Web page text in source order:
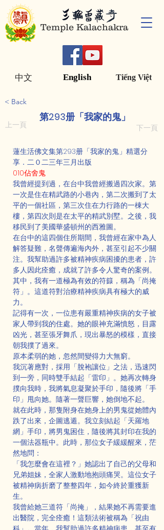
Temple Kalachakra
English Tiếng Việt
中文
< Back
第293册「我家的鬼」
上一頁 下一頁
蓮生活佛文集第293册「我家的鬼」精選分
享．二０二三年三月出版
010佔舍鬼
我曾經提到過，在台中我曾經搬過四次家。第
一次是住在精武路的小巷內，第二次搬到了太
平的一個社區，第三次住在力行路的一棟大
樓，第四次則是在太平的精武別墅。之後，我
移民到了美國華盛頓州的西雅圖。
在台中的這四個住所期間，我曾經在家中為人
解答疑難，名聲傳遍海內外，甚至引起不少關
注。我幫助過許多被精神疾病困擾的患者，許
多人因此痊癒，成就了許多令人驚奇的案例。
其中，我有一道極為有效的符籙，稱為「尚掩
符」。這道符對治療精神疾病具有極大的威
力。
記得有一次，一位患有嚴重精神疾病的女子被
家人帶到我的住處。她的眼神充滿憤怒，目露
凶光，甚至張牙舞爪，現出暴怒的模樣，直接
朝我撲了過來。
原本柔弱的她，忽然間變得力大無窮。
我沉著應對，採用「脫袍讓位」之法，迅速閃
到一旁，同時雙手結起「雷印」。她再次轉身
撲向我時，我將氣息凝聚於手印，隨後將「手
印」甩向她。隨著一聲巨響，她倒地不起。
就在此時，那隻附身在她身上的男鬼從她體內
跌了出來，企圖逃遁。我立刻結起「天羅地
網」手印，將男鬼困住，隨後將其封印在我的
一個法器瓶中。此時，那位女子緩緩醒來，茫
然地問：
「我怎麼會在這裡？」她認出了自己的父母和
兄弟姐妹，全家人激動地抱頭痛哭。這位女子
被精神病折磨了整整四年，如今終於重獲新
生。
我曾給她三道符「尚掩」，結果她不再需要進
出醫院，完全痊癒！這類法術被稱為「祝由